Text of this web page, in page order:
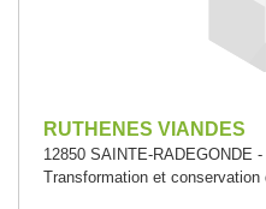
RUTHENES VIANDES
12850 SAINTE-RADEGONDE
Transformation et